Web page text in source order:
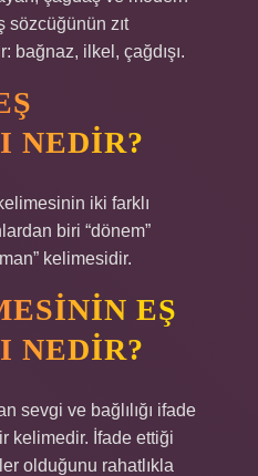
sözcüğünün zıt
bağnaz, ilkel, çağdışı.
NEDIR?
iki farklı
biri “dönem”
kelimesidir.
EŞ
NEDIR?
sevgi ve bağlılığı ifade
kelimedir. İfade ettiği
olduğunu rahatlıkla